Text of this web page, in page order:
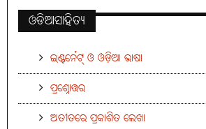
ଓଡିଆସାହିତ୍ୟ
ଇଣ୍ଟର୍ନେଟ୍ ଓ ଓଡ଼ିଆ ଭାଷା
ପ୍ରଶ୍ନୋତ୍ତର
ଅତୀତରେ ପ୍ରକାଶିତ ଲେଖା